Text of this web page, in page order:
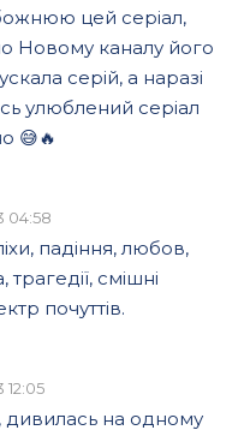
цей серіал,
Новому каналу його
серій, а наразі
улюблений серіал
😅🔥
04:58
падіння, любов,
смішні
почуттів.
12:05
дивилась на одному